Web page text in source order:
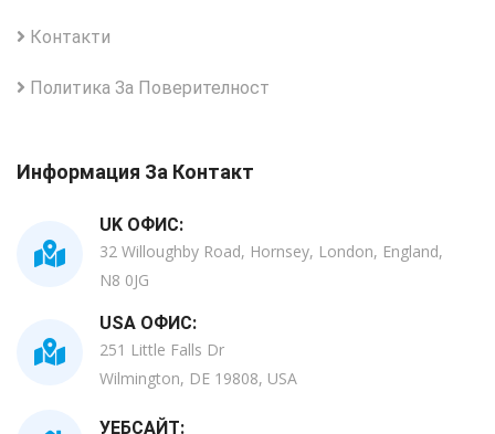
Контакти
Политика За Поверителност
Информация За Контакт
UK ОФИС:
32 Willoughby Road, Hornsey, London, England,
N8 0JG
USA ОФИС:
251 Little Falls Dr
Wilmington, DE 19808, USA
УЕБСАЙТ: